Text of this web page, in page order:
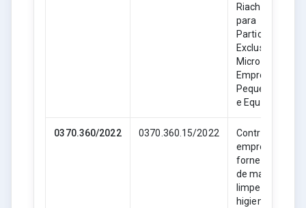
Riachão- MA,
para
Participação
Exclusiva de
Empresas de
Pequeno Porte
e Equiparadas.
0370.360/2022 0370.360.15/2022
Contratação de
empresa para
fornecimento
de material de
limpeza,
higiene e